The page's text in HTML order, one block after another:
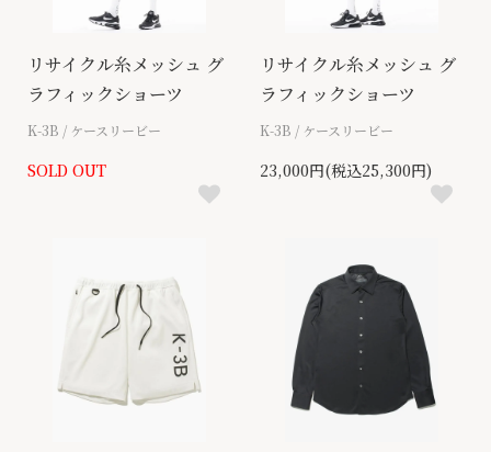
リサイクル糸メッシュ グ
ラフィックショーツ
K-3B / ケースリービー
SOLD OUT
リサイクル糸メッシュ グ
ラフィックショーツ
K-3B / ケースリービー
23,000円(税込25,300円)